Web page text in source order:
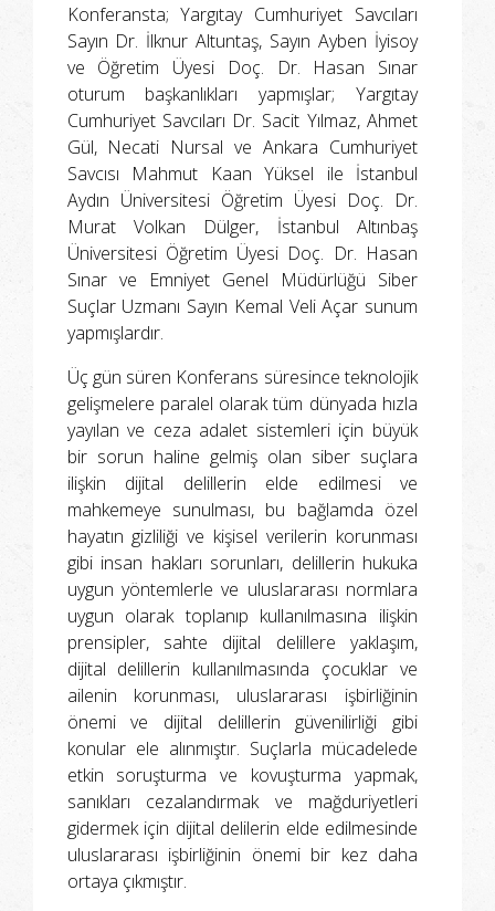
Konferansta; Yargıtay Cumhuriyet Savcıları
Sayın Dr. İlknur Altuntaş, Sayın Ayben İyisoy
ve Öğretim Üyesi Doç. Dr. Hasan Sınar
oturum başkanlıkları yapmışlar; Yargıtay
Cumhuriyet Savcıları Dr. Sacit Yılmaz, Ahmet
Gül, Necati Nursal ve Ankara Cumhuriyet
Savcısı Mahmut Kaan Yüksel ile İstanbul
Aydın Üniversitesi Öğretim Üyesi Doç. Dr.
Murat Volkan Dülger, İstanbul Altınbaş
Üniversitesi Öğretim Üyesi Doç. Dr. Hasan
Sınar ve Emniyet Genel Müdürlüğü Siber
Suçlar Uzmanı Sayın Kemal Veli Açar sunum
yapmışlardır.
Üç gün süren Konferans süresince teknolojik
gelişmelere paralel olarak tüm dünyada hızla
yayılan ve ceza adalet sistemleri için büyük
bir sorun haline gelmiş olan siber suçlara
ilişkin dijital delillerin elde edilmesi ve
mahkemeye sunulması, bu bağlamda özel
hayatın gizliliği ve kişisel verilerin korunması
gibi insan hakları sorunları, delillerin hukuka
uygun yöntemlerle ve uluslararası normlara
uygun olarak toplanıp kullanılmasına ilişkin
prensipler, sahte dijital delillere yaklaşım,
dijital delillerin kullanılmasında çocuklar ve
ailenin korunması, uluslararası işbirliğinin
önemi ve dijital delillerin güvenilirliği gibi
konular ele alınmıştır. Suçlarla mücadelede
etkin soruşturma ve kovuşturma yapmak,
sanıkları cezalandırmak ve mağduriyetleri
gidermek için dijital delilerin elde edilmesinde
uluslararası işbirliğinin önemi bir kez daha
ortaya çıkmıştır.